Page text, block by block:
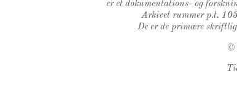
er et dokumentations- og
Arkivet rummer p.t.
De er de primære
©